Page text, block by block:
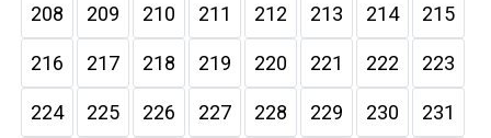
208 209 210 211 212 213 214 215
216 217 218 219 220 221 222 223
224 225 226 227 228 229 230 231